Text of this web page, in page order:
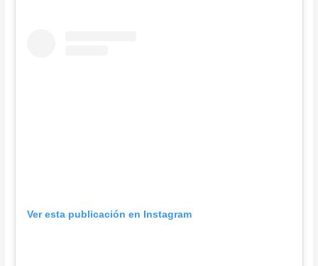
Ver esta publicación en Instagram